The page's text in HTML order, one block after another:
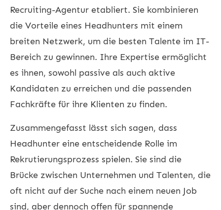
Recruiting-Agentur etabliert. Sie kombinieren
die Vorteile eines Headhunters mit einem
breiten Netzwerk, um die besten Talente im IT-
Bereich zu gewinnen. Ihre Expertise ermöglicht
es ihnen, sowohl passive als auch aktive
Kandidaten zu erreichen und die passenden
Fachkräfte für ihre Klienten zu finden.
Zusammengefasst lässt sich sagen, dass
Headhunter eine entscheidende Rolle im
Rekrutierungsprozess spielen. Sie sind die
Brücke zwischen Unternehmen und Talenten, die
oft nicht auf der Suche nach einem neuen Job
sind, aber dennoch offen für spannende